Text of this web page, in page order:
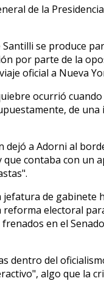
de la
Santilli se produce
por parte de la
oficial a Nueva
ocurrió
de
dejó a Adorni al
que contaba con un
jefatura de gabinete
reforma electoral
en el
dentro del
algo que la